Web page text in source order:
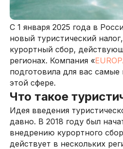
С 1 января 2025 года в
новый туристический
курортный сбор,
регионах. Компания «
подготовила для вас
этой сфере.
Что такое
Идея введения
давно. В 2018 году был
внедрению курортного
действует в нескольких